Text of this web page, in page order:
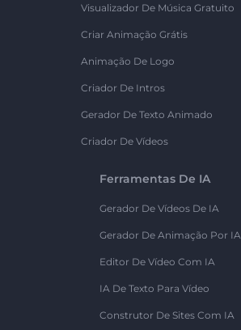
Visualizador De Música Gratuito
Criar Animação Grátis
Animação De Logo
Criador De Intros
Gerador De Texto Animado
Criador De Vídeos
Ferramentas De IA
Gerador De Vídeos De IA
Gerador De Animação Por IA
Editor De Vídeo Com IA
IA De Texto Para Vídeo
Construtor De Sites Com IA